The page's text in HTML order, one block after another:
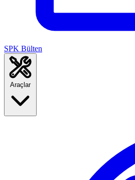
SPK Bülten
Araçlar